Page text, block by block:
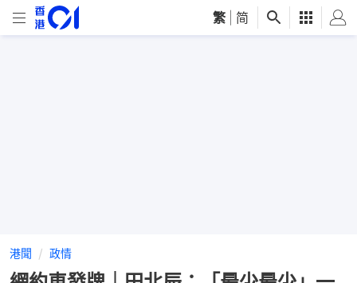
繁 简
港聞 政情